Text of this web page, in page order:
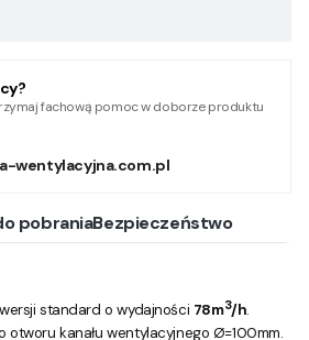
fachową pomoc w doborze produktu
wentylacyjna.com.pl
pobraniaBezpieczeństwo
standard o wydajności 78m3/h.
otworu kanału wentylacyjnego Ø=100mm.